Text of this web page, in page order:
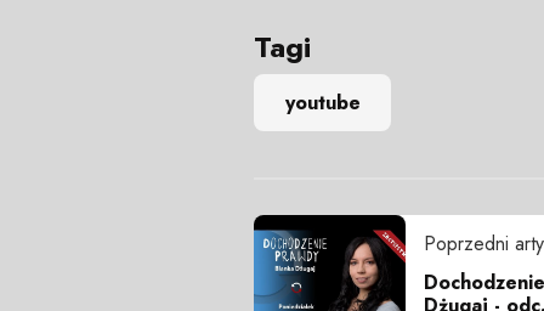
Tagi
youtube
Poprzedni
Dżugaj -